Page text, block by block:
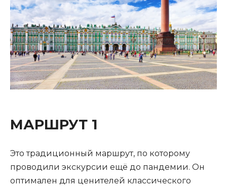
МАРШРУТ 1
Это традиционный маршрут, по которому
проводили экскурсии ещё до пандемии. Он
оптимален для ценителей классического